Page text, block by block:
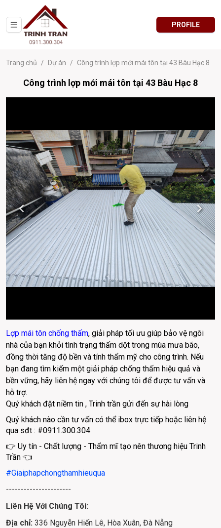
PROFILE
Trang chủ / Dự án / Công trình lợp mới mái tôn tại 43 Bàu Hạc 8
Công trình lợp mới mái tôn tại 43 Bàu Hạc 8
Lợp mái tôn chống thấm, giải pháp tối ưu giúp bảo vệ ngôi
nhà của bạn khỏi tình trạng thấm dột trong mùa mưa bão,
đồng thời tăng độ bền và tính thẩm mỹ cho công trình. Nếu
bạn đang tìm kiếm một giải pháp chống thấm hiệu quả và
bền vững, hãy liên hệ ngay với chúng tôi để được tư vấn và
hỗ trợ.
Quý khách đặt niềm tin , Trinh trần gửi đến sự hài lòng
Quý khách nào cần tư vấn có thể ibox trực tiếp hoặc liên hệ
qua sđt : #0911.300.304
👉 Uy tín - Chất lượng - Thẩm mĩ tạo nên thương hiệu Trinh
Trần 👈
#Giaiphapchongthamhieuqua
----------------------
Liên Hệ Với Chúng Tôi:
Địa chỉ: 336 Nguyễn Hiến Lê, Hòa Xuân, Đà Nẵng